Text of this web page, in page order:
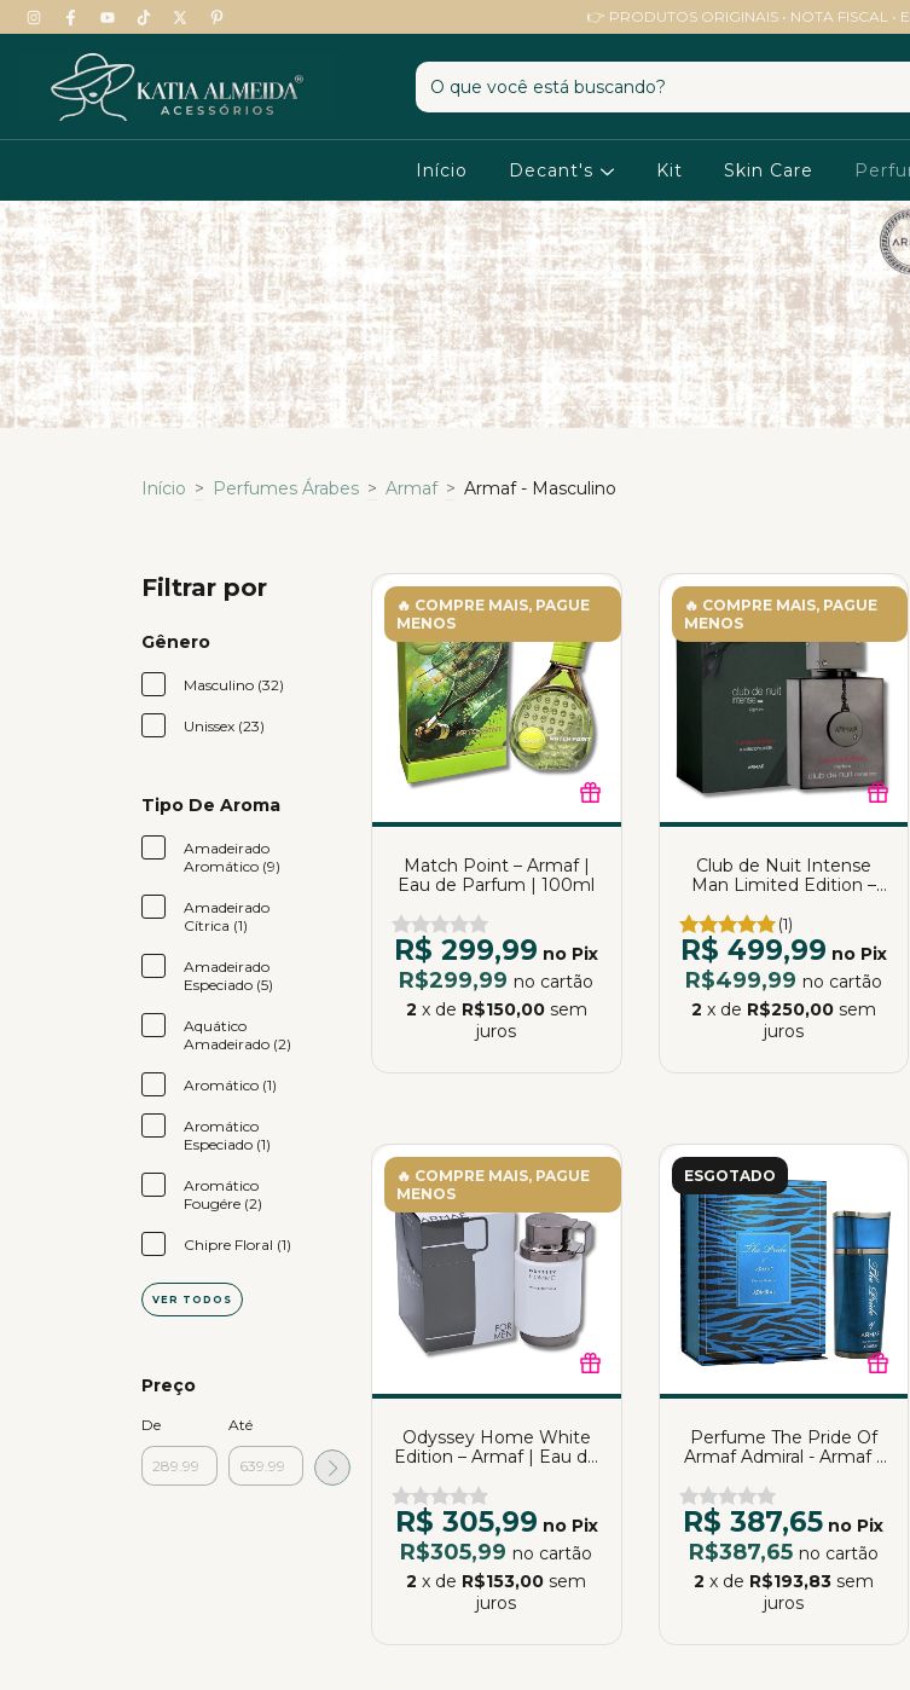
👉 PRODUTOS ORIGINAIS • NOTA FISCAL •
Início Decant's Kit Skin Care
Início > Perfumes Árabes > Armaf > Armaf - Masculino
Filtrar por
Gênero
Masculino (32)
Unissex (23)
Tipo De Aroma
Amadeirado
Aromático (9)
Amadeirado
Cítrica (1)
Amadeirado
Especiado (5)
Aquático
Amadeirado (2)
Aromático (1)
Aromático
Especiado (1)
Aromático
Fougére (2)
Chipre Floral (1)
VER TODOS
Preço
De Até
🔥 COMPRE MAIS, PAGUE
MENOS
Match Point – Armaf |
Eau de Parfum | 100ml
R$ 299,99 no Pix
R$299,99 no cartão
2 x de R$150,00 sem
juros
🔥 COMPRE MAIS, PAGUE
MENOS
Club de Nuit Intense
Man Limited Edition –
105ml
(1)
R$ 499,99 no Pix
R$499,99 no cartão
2 x de R$250,00 sem
juros
🔥 COMPRE MAIS, PAGUE
MENOS
Odyssey Home White
Edition – Armaf | Eau de
R$ 305,99 no Pix
R$305,99 no cartão
2 x de R$153,00 sem
juros
ESGOTADO
Perfume The Pride Of
Armaf Admiral - Armaf -
Almeida
R$ 387,65 no Pix
R$387,65 no cartão
2 x de R$193,83 sem
juros